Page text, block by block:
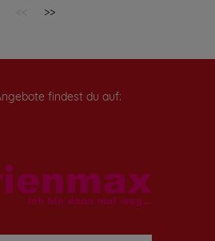
>>
findest du auf: